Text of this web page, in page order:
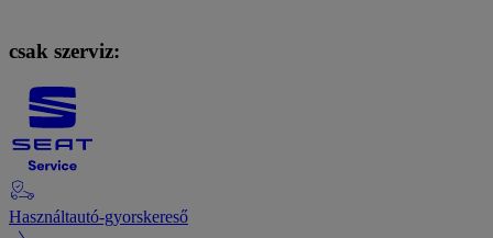
csak szerviz:
Használtautó-gyorskereső